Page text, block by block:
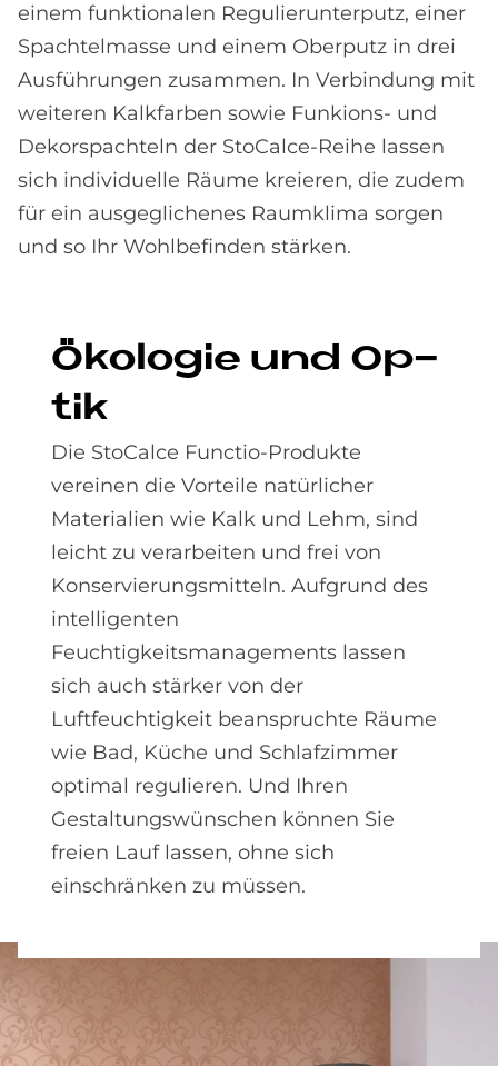
einem funktionalen Regulierunterputz, einer
Spachtelmasse und einem Oberputz in drei
Ausführungen zusammen. In Verbindung mit
weiteren Kalkfarben sowie Funkions- und
Dekorspachteln der StoCalce-Reihe lassen
sich individuelle Räume kreieren, die zudem
für ein ausgeglichenes Raumklima sorgen
und so Ihr Wohlbefinden stärken.
Öko­lo­gie und Op­
tik
Die StoCalce Functio-Produkte
vereinen die Vorteile natürlicher
Materialien wie Kalk und Lehm, sind
leicht zu verarbeiten und frei von
Konservierungsmitteln. Aufgrund des
intelligenten
Feuchtigkeitsmanagements lassen
sich auch stärker von der
Luftfeuchtigkeit beanspruchte Räume
wie Bad, Küche und Schlafzimmer
optimal regulieren. Und Ihren
Gestaltungswünschen können Sie
freien Lauf lassen, ohne sich
einschränken zu müssen.